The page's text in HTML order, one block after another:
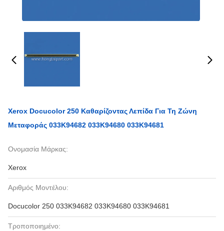
Xerox Docucolor 250 Καθαρίζοντας Λεπίδα Για Τη Ζώνη
Μεταφοράς 033K94682 033K94680 033K94681
Ονομασία Μάρκας:
Xerox
Αριθμός Μοντέλου:
Docucolor 250 033K94682 033K94680 033K94681
Τροποποιημένο: